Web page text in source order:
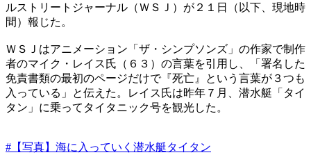
ルストリートジャーナル（ＷＳＪ）が２１日（以下、現地時
間）報じた。
ＷＳＪはアニメーション「ザ・シンプソンズ」の作家で制作
者のマイク・レイス氏（６３）の言葉を引用し、「署名した
免責書類の最初のページだけで『死亡』という言葉が３つも
入っている」と伝えた。レイス氏は昨年７月、潜水艇「タイ
タン」に乗ってタイタニック号を観光した。
#【写真】海に入っていく潜水艇タイタン